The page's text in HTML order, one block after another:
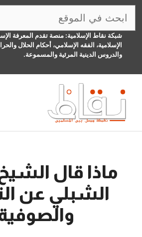
انتقل
المحتوىشبكة نقاط الإسلامية: منصة تقدم المعرفة
الإسلامية، الفقه الإسلامي، أحكام الحلال
والدروس الدينية المرئية والمسموعة.
ماذا قال الشيخ
الشبلي عن